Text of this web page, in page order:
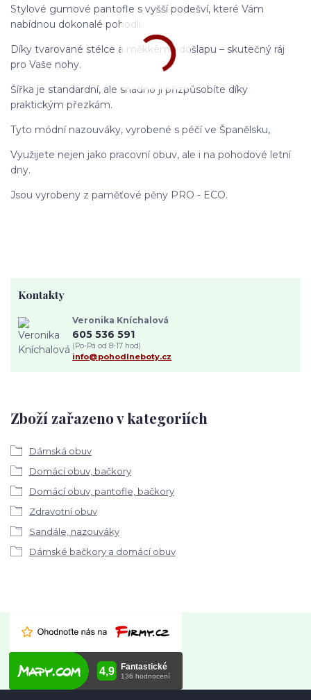
Stylové gumové pantofle s vyšší podešví, které Vám
nabídnou dokonalé pohodlí.
Díky tvarované stélce a měkkému došlapu – skutečný ráj
pro Vaše nohy.
Šířka je standardní, ale snadno ji přizpůsobíte díky
praktickým přezkám.
Tyto módní nazouváky, vyrobené s péčí ve Španělsku,
Využijete nejen jako pracovní obuv, ale i na pohodové letní
dny.
Jsou vyrobeny z paměťové pěny PRO - ECO.
Zboží zařazeno v kategoriích
Dámská obuv
Domácí obuv, bačkory
Domácí obuv, pantofle, bačkory
Zdravotní obuv
Sandále, nazouváky
Dámské bačkory a domácí obuv
Kontakty
Veronika Kníchalová
605 536 591
(Po-Pá od 8-17 hod)
info@pohodlneboty.cz